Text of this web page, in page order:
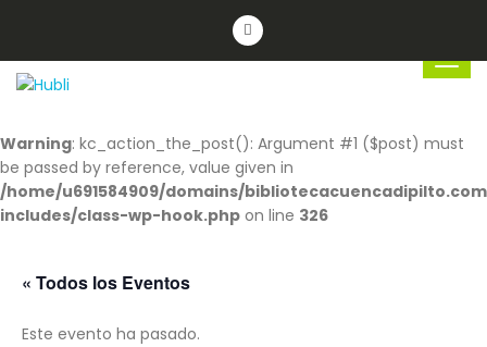
Warning: kc_action_the_post(): Argument #1 ($post) must
be passed by reference, value given in
/home/u691584909/domains/
includes/class-wp-hook.php on line 326
« Todos los Eventos
Este evento ha pasado.